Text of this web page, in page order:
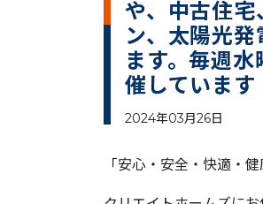
や、中古住
ン、太陽光
ます。毎週
催しています
2024年03月26日
「安心・安全・快適・